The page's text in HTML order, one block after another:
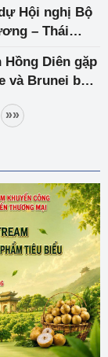
Hội nghị Bộ
– Thái
Diên gặp
và Brunei bên
đổi hợp
»»